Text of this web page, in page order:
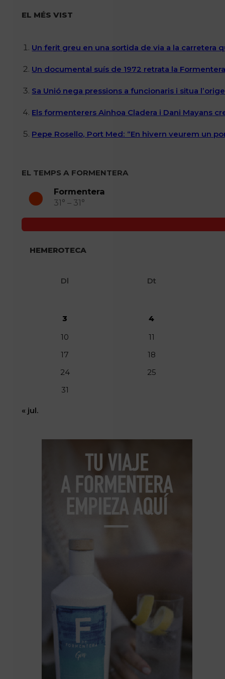
EL MÉS VIST
Un ferit greu en una sortida de via a la carretera
Un documental suís de 1972 retrata la
Sa Unió nega pressions a funcionaris i situa
Els formenterers Ainhoa Cladera i Dani Mayans
Pepe Rosello, Port Med: “En hivern veurem un
EL TEMPS A FORMENTERA
Formentera
31° – 31°
HEMEROTECA
Dl Dt
3
4
10
11
17
18
24
25
31
« jul.